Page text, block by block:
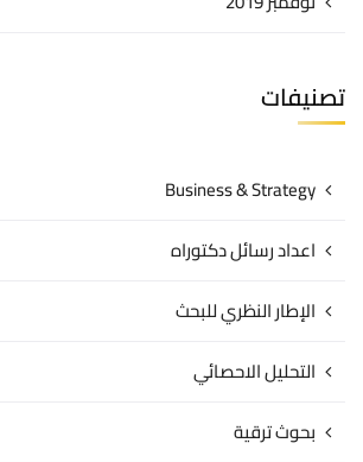
تصنيفات
Business & Strategy
اعداد رسائل دكتوراه
الإطار النظري للبحث
التحليل الاحصائي
بحوث ترقية